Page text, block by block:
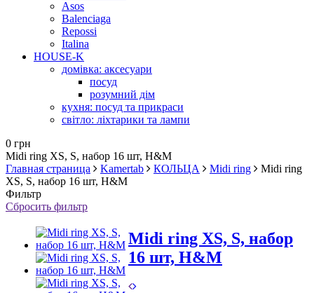
Asos
Balenciaga
Repossi
Italina
HOUSE-K
домівка: аксесуари
посуд
розумний дім
кухня: посуд та прикраси
світло: ліхтарики та лампи
0 грн
Midi ring XS, S, набор 16 шт, H&M
Главная страница
Kamertab КОЛЬЦА Midi ring
Midi ring
XS, S, набор 16 шт, H&M
Фильтр
Сбросить фильтр
Midi ring XS, S, набор
16 шт, H&M